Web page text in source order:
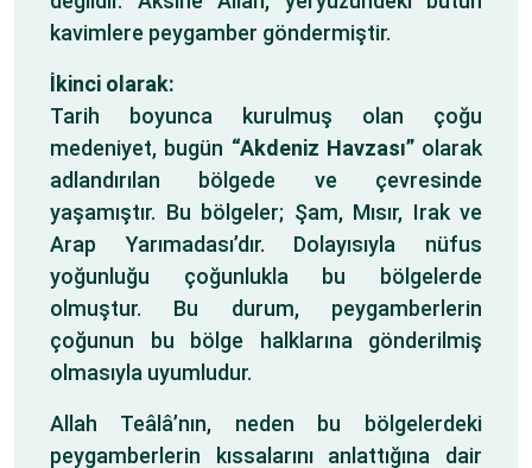
kavimlere peygamber göndermiştir.
İkinci olarak:
Tarih boyunca kurulmuş olan çoğu
medeniyet, bugün “Akdeniz Havzası”olarak
adlandırılan bölgede ve çevresinde
yaşamıştır. Bu bölgeler; Şam, Mısır, Irak ve
Arap Yarımadası’dır. Dolayısıyla nüfus
yoğunluğu çoğunlukla bu bölgelerde
olmuştur. Bu durum, peygamberlerin
çoğunun bu bölge halklarına gönderilmiş
olmasıyla uyumludur.
Allah Teâlâ’nın, neden bu bölgelerdeki
peygamberlerin kıssalarını anlattığına dair